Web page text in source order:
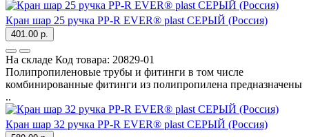
Кран шар 25 ручка PP-R EVER® plast СЕРЫЙ (Россия)
401.00 р.
На складе Код товара: 20829-01
Полипропиленовые трубы и фитинги в том числе
комбинированные фитинги из полипропилена предназначены
..
Кран шар 32 ручка PP-R EVER® plast СЕРЫЙ (Россия)